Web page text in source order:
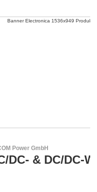
Wandler